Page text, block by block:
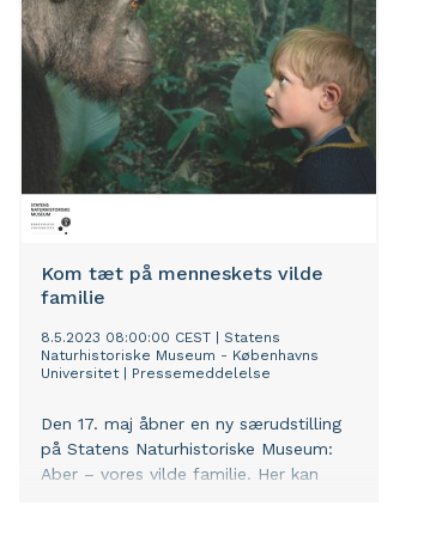
Kom tæt på menneskets vilde
familie
8.5.2023 08:00:00 CEST
Statens
Naturhistoriske Museum - Københavns
Universitet| Pressemeddelelse
Den 17. maj åbner en ny særudstilling
på Statens Naturhistoriske Museum:
Aber – vores vilde familie. Her kan